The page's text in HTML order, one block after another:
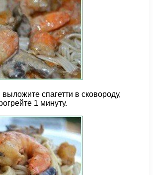
спагетти в сковороду,
1 минуту.